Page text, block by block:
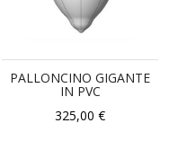
PALLONCINO GIGANTE
IN PVC
325,00 €